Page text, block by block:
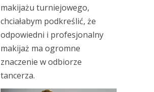
makijażu turniejowego,
chciałabym podkreślić, że
odpowiedni i profesjonalny
makijaż ma ogromne
znaczenie w odbiorze
tancerza.